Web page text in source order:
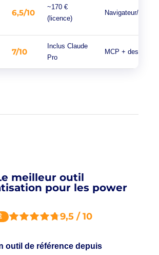
6,5/10
~170 €
(licence)
Navigateur/
7/10
Inclus Claude
Pro
MCP + desktop
meilleur outil
pour les power
9,5 / 10
outil de référence depuis